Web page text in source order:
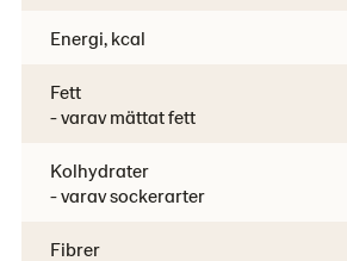
Energi, kcal
Fett
- varav mättat fett
Kolhydrater
- varav sockerarter
Fibrer